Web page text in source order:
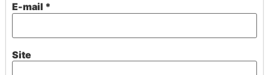
E-mail *
Site